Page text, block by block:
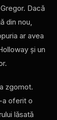
Dacă
din nou,
ar avea
și un
zgomot.
a oferit o
lăsată